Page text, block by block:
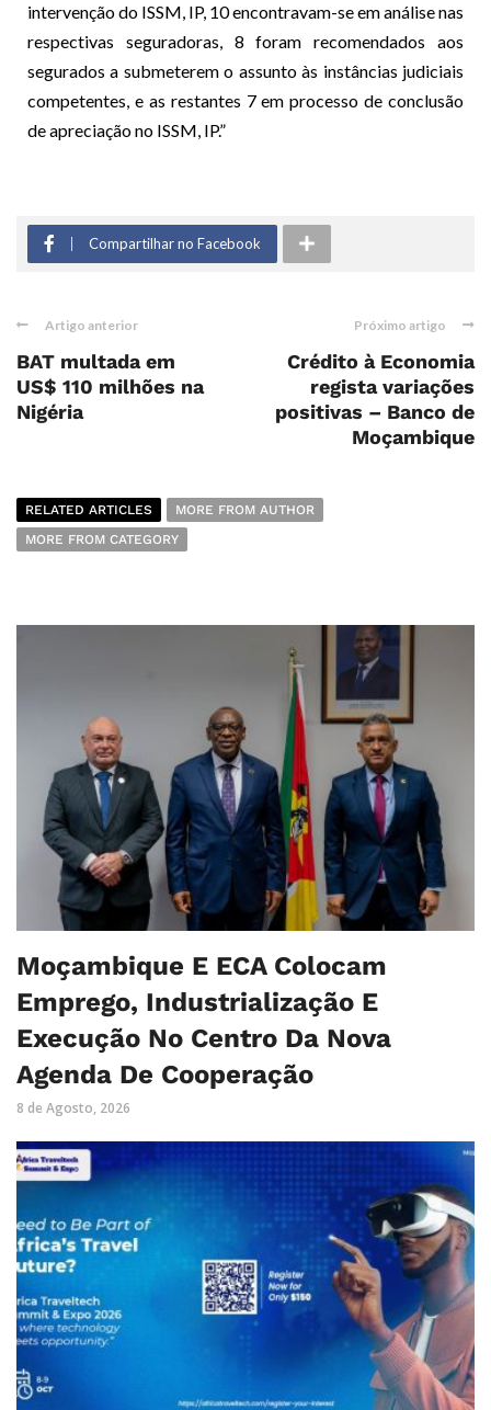
intervenção do ISSM, IP, 10 encontravam-se em análise nas
respectivas seguradoras, 8 foram recomendados aos
segurados a submeterem o assunto às instâncias judiciais
competentes, e as restantes 7 em processo de conclusão
de apreciação no ISSM, IP.”
Compartilhar no Facebook
Artigo anterior
BAT multada em
US$ 110 milhões na
Nigéria
Próximo artigo
Crédito à Economia
regista variações
positivas – Banco de
Moçambique
RELATED ARTICLES
MORE FROM AUTHOR
MORE FROM CATEGORY
Moçambique E ECA Colocam
Emprego, Industrialização E
Execução No Centro Da Nova
Agenda De Cooperação
8 de Agosto, 2026